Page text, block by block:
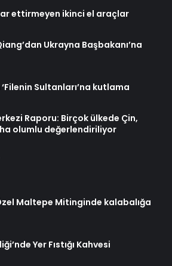
ettirmeyen ikinci el araçlar
Ukrayna Başbakanı’na
‘Filenin Sultanları’na kutlama
Raporu: Birçok ülkede Çin,
olumlu değerlendiriliyor
Maltepe Mitinginde kalabalığa
Yer Fıstığı Kahvesi